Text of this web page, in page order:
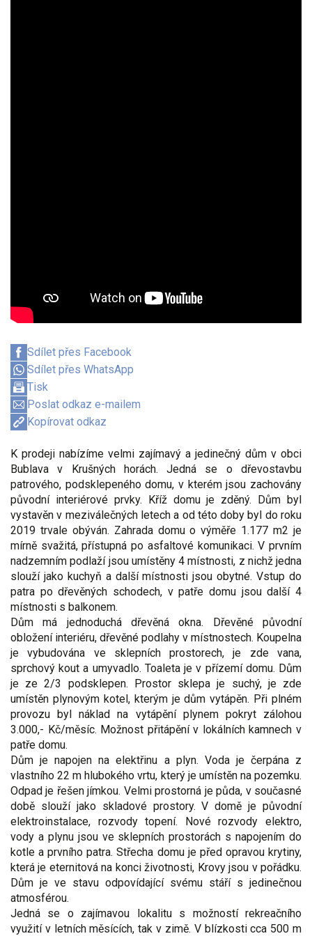
Sdílet přes Facebook
Sdílet přes WhatsApp
Tisk
Poslat odkaz e-mailem
Kopírovat odkaz
K prodeji nabízíme velmi zajímavý a jedinečný dům v obci
Bublava v Krušných horách. Jedná se o dřevostavbu
patrového, podsklepeného domu, v kterém jsou zachovány
původní interiérové prvky. Kříž domu je zděný. Dům byl
vystavěn v meziválečných letech a od této doby byl do roku
2019 trvale obýván. Zahrada domu o výměře 1.177 m2 je
mírně svažitá, přístupná po asfaltové komunikaci. V prvním
nadzemním podlaží jsou umístěny 4 místnosti, z nichž jedna
slouží jako kuchyň a další místnosti jsou obytné. Vstup do
patra po dřevěných schodech, v patře domu jsou další 4
místnosti s balkonem.
Dům má jednoduchá dřevěná okna. Dřevěné původní
obložení interiéru, dřevěné podlahy v místnostech. Koupelna
je vybudována ve sklepních prostorech, je zde vana,
sprchový kout a umyvadlo. Toaleta je v přízemí domu. Dům
je ze 2/3 podsklepen. Prostor sklepa je suchý, je zde
umístěn plynovým kotel, kterým je dům vytápěn. Při plném
provozu byl náklad na vytápění plynem pokryt zálohou
3.000,- Kč/měsíc. Možnost přitápění v lokálních kamnech v
patře domu.
Dům je napojen na elektřinu a plyn. Voda je čerpána z
vlastního 22 m hlubokého vrtu, který je umístěn na pozemku.
Odpad je řešen jímkou. Velmi prostorná je půda, v současné
době slouží jako skladové prostory. V domě je původní
elektroinstalace, rozvody topení. Nové rozvody elektro,
vody a plynu jsou ve sklepních prostorách s napojením do
kotle a prvního patra. Střecha domu je před opravou krytiny,
která je eternitová na konci životnosti, Krovy jsou v pořádku.
Dům je ve stavu odpovídající svému stáří s jedinečnou
atmosférou.
Jedná se o zajímavou lokalitu s možností rekreačního
využití v letních měsících, tak v zimě. V blízkosti cca 500 m